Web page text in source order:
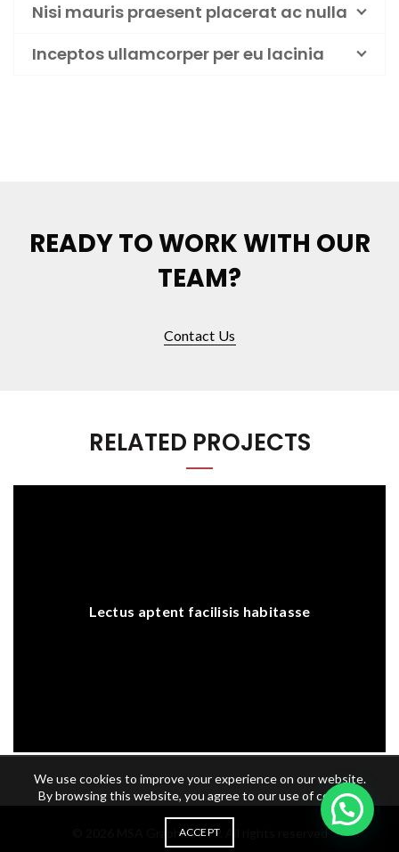
Nisi mauris praesent placerat ac nulla
Inceptos ullamcorper per eu lacinia
READY TO WORK WITH OUR
TEAM?
Contact Us
RELATED PROJECTS
Lectus aptent facilisis habitasse
MSA Graphics FTP. All rights reserved
We use cookies to improve your experience on our website.
By browsing this website, you agree to our use of cookies.
ACCEPT